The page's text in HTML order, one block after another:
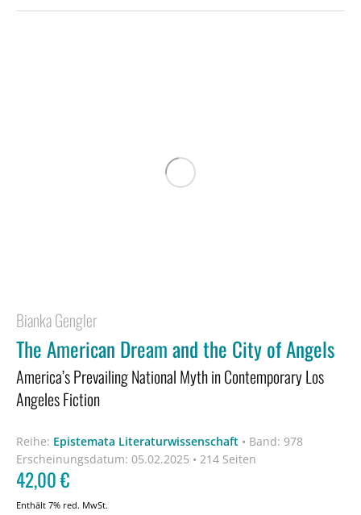
Bianka Gengler
The American Dream and the City of Angels
America’s Prevailing National Myth in Contemporary Los
Angeles Fiction
Reihe: Epistemata Literaturwissenschaft • Band: 978
Erscheinungsdatum: 05.02.2025 • 214 Seiten
42,00€
Enthält 7% red. MwSt.